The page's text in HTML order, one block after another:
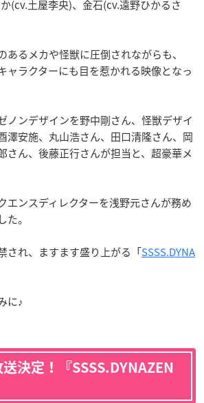
(cv.土屋李央)、金石(cv.遠野ひかるさ
あるメカや怪獣に圧倒されながらも、
ャラクターにも目を惹かれる映像となっ
ノンデザインを野中剛さん、怪獣デザイ
澤安施、丸山浩さん、田口清隆さん、岡
さん、後藤正行さんが担当と、超豪華メ
エンスディレクターを浅野元さんが務め
。
され、ますます盛り上がる「SSSS.DYNA
に♪
決定！『SSSS.DYNAZEN